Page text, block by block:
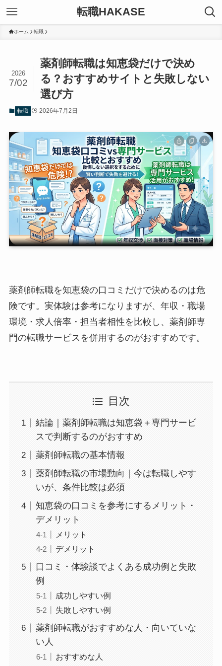
転職HAKASE
ホーム 転職
薬剤師転職は知恵袋だけで決め
る？おすすめサイトと失敗しない
選び方
2026
7/02
転職 2026年7月2日
薬剤師転職を知恵袋の口コミだけで決めるのは危
険です。実体験は参考になりますが、年収・職場
環境・求人倍率・担当者相性を比較し、薬剤師専
門の転職サービスを併用するのがおすすめです。
目次
結論｜薬剤師転職は知恵袋＋専門サービ
スで判断するのがおすすめ
薬剤師転職の基本情報
薬剤師転職の市場動向｜今は転職しやす
いが、条件比較は必須
知恵袋の口コミを参考にするメリット・
デメリット
メリット
デメリット
口コミ・体験談でよくある成功例と失敗
例
成功しやすい例
失敗しやすい例
薬剤師転職がおすすめな人・向いていな
い人
おすすめな人